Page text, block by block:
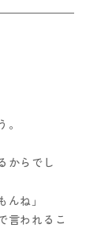
からでし
ね」
言われるこ